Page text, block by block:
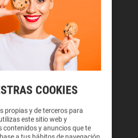
con números.
más poderosas
COOKIES
propias y de terceros para
este sitio web y
contenidos y anuncios que te